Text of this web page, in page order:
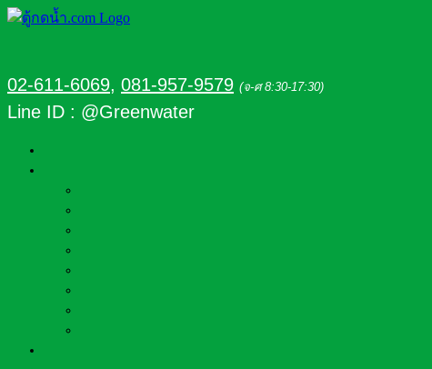
02-611-6069, 081-957-9579 (จ-ศ 8:30-17:30)
Line ID : @Greenwater